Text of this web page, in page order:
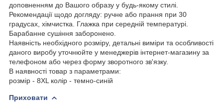
доповненням до Вашого образу у будь-якому стилі.
Рекомендації щодо догляду: ручне або прання при 30
градусах, хімчистка. Глажка при середній температурі.
Барабанне сушіння заборонено.
Наявність необхідного розміру, детальні виміри та особливості
даного виробу уточнюйте у менеджерів інтернет-магазину за
телефоном або через форму зворотного зв'язку.
В наявності товар з параметрами:
розмір - 8XL колір - темно-синій
Приховати